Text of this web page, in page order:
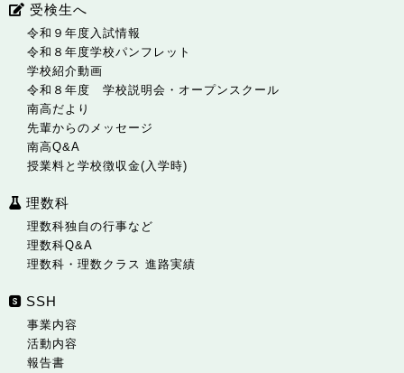
受検生へ
令和９年度入試情報
令和８年度学校パンフレット
学校紹介動画
令和８年度 学校説明会・オープンスクール
南高だより
先輩からのメッセージ
南高Q&A
授業料と学校徴収金(入学時)
理数科
理数科独自の行事など
理数科Q&A
理数科・理数クラス 進路実績
SSH
事業内容
活動内容
報告書